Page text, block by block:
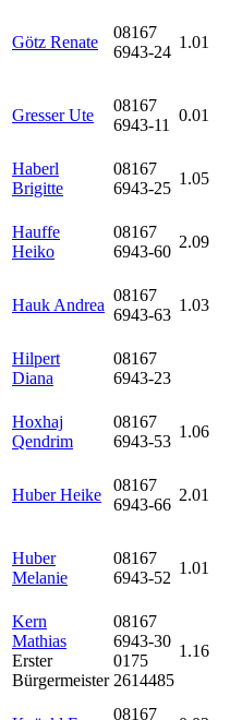
Götz Renate
08167
6943-24
1.01
Gresser Ute
08167
6943-11
0.01
Haberl
Brigitte
08167
6943-25
1.05
Hauffe
Heiko
08167
6943-60
2.09
Hauk Andrea
08167
6943-63
1.03
Hilpert
Diana
08167
6943-23
Hoxhaj
Qendrim
08167
6943-53
1.06
Huber Heike
08167
6943-66
2.01
Huber
Melanie
08167
6943-52
1.01
Kern
Mathias
Erster
Bürgermeister
08167
6943-30
0175
2614485
1.16
08167